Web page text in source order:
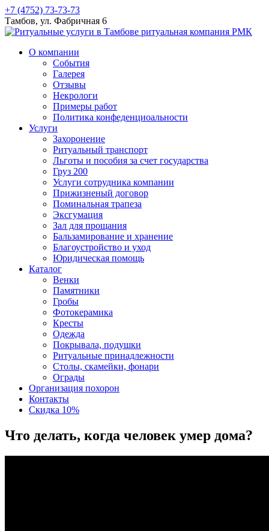
+7 (4752) 73-73-73
Тамбов, ул. Фабричная 6
О компании
События
Галерея
Отзывы
Некрологи
Примеры работ
Политика конфеденциоальности
Услуги
Захоронение
Ритуальный транспорт
Льготы и пособия за счет государства
Груз 200
Услуги сотрудника компании
Прижизненый договор
Поминальная трапеза
Эксгумация
Зал для прощания
Бальзамирование и хранение
Благоустройство и уход
Юридическая помощь
Каталог
Венки
Памятники
Гробы
Фотокерамика
Кресты
Одежда
Покрывала, подушки
Ритуальные принадлежности
Столы, скамейки, фонари
Ограды
Организация похорон
Контакты
Скидка 10%
Что делать, когда человек умер дома?